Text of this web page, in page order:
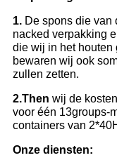
1.De spons die van
nacked verpakking
die wij in het houten
bewaren wij ook
zullen zetten.
2.Then wij de
voor één 13groups-
containers van
Onze diensten: